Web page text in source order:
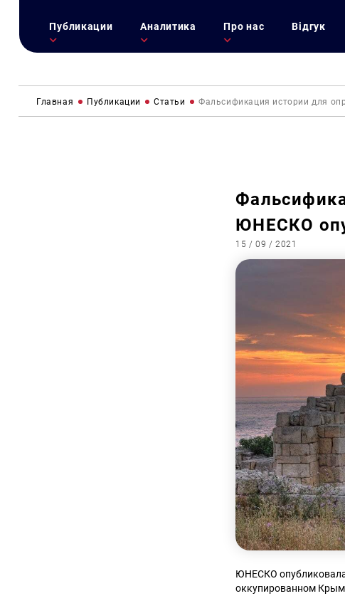
Публикации Аналитика Про нас Відгук
Главная Публикации Статьи Фальсификация истории для
ЮНЕСКО
15 / 09 / 2021
ЮНЕСКО
оккупированном